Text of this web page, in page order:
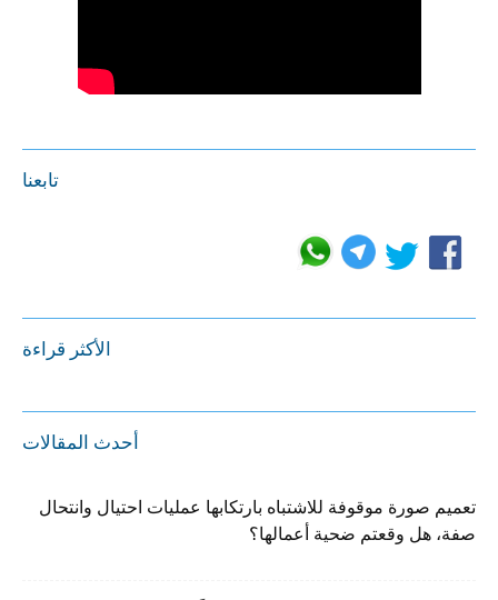
تابعنا
الأكثر قراءة
أحدث المقالات
تعميم صورة موقوفة للاشتباه بارتكابها عمليات احتيال وانتحال
صفة، هل وقعتم ضحية أعمالها؟